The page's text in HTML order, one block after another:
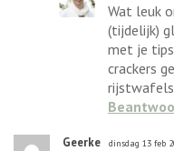
Wat leuk
(tijdelijk)
met je
crackers
Geerke dinsdag 13 feb